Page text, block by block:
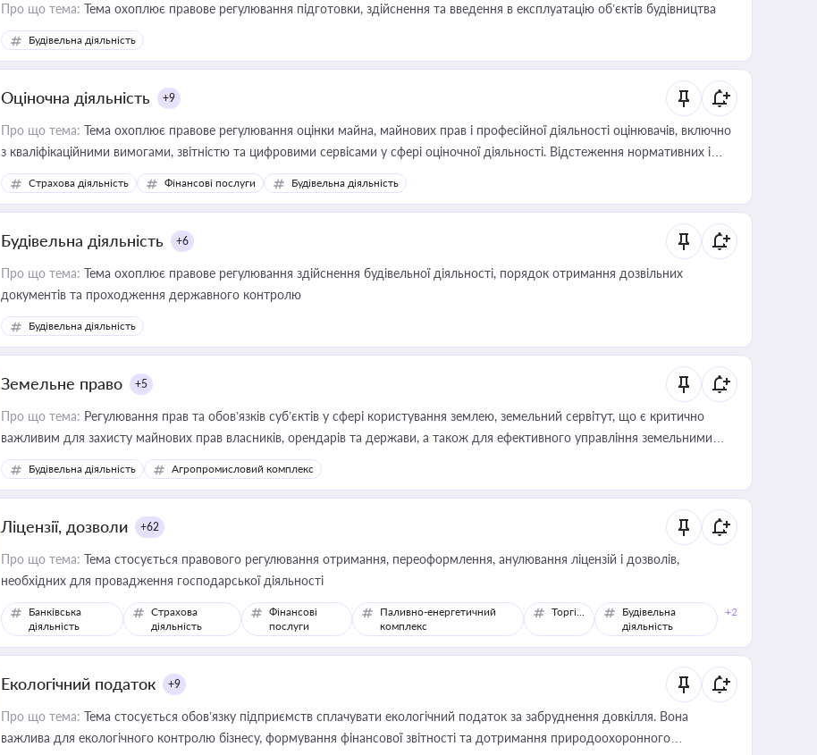
Про що тема: Тема охоплює правове регулювання підготовки, здійснення та введення в експлуатацію об’єктів будівництва
Будівельна діяльність
Оціночна діяльність +9
Про що тема: Тема охоплює правове регулювання оцінки майна, майнових прав і професійної діяльності оцінювачів, включно
з кваліфікаційними вимогами, звітністю та цифровими сервісами у сфері оціночної діяльності. Відстеження нормативних і
медійних змін у цій сфері корисне для власника бізнесу, керівника, юриста або бухгалтера під час оподаткування,
приватизації, оренди державного майна, корпоративних угод і перевірки статусу суб'єктів оціночної діяльності
Страхова діяльність Фінансові послуги Будівельна діяльність
Будівельна діяльність +6
Про що тема: Тема охоплює правове регулювання здійснення будівельної діяльності, порядок отримання дозвільних
документів та проходження державного контролю
Будівельна діяльність
Земельне право +5
Про що тема: Регулювання прав та обов’язків суб’єктів у сфері користування землею, земельний сервітут, що є критично
важливим для захисту майнових прав власників, орендарів та держави, а також для ефективного управління земельними
ресурсами
Будівельна діяльність Агропромисловий комплекс
Ліцензії, дозволи +62
Про що тема: Тема стосується правового регулювання отримання, переоформлення, анулювання ліцензій і дозволів,
необхідних для провадження господарської діяльності
Банківська
діяльність
Страхова
діяльність
Фінансові
послуги
Паливно-енергетичний
комплекс
Торгівля
Будівельна
діяльність
+2
Екологічний податок +9
Про що тема: Тема стосується обов’язку підприємств сплачувати екологічний податок за забруднення довкілля. Вона
важлива для екологічного контролю бізнесу, формування фінансової звітності та дотримання природоохоронного